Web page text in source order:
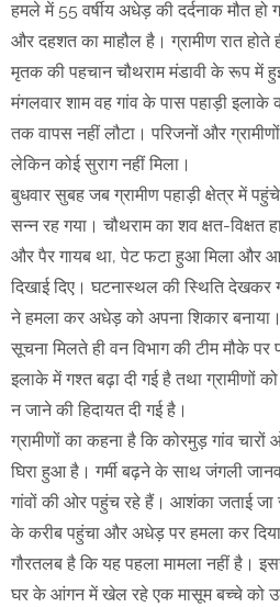
हमले में 55 वर्षीय अधेड़ की दर्दनाक मौत
और दहशत का माहौल है। ग्रामीण रात होते
मृतक की पहचान चौथराम मंडावी के रूप में
मंगलवार शाम वह गांव के पास पहाड़ी
तक वापस नहीं लौटा। परिजनों और
लेकिन कोई सुराग नहीं मिला।
बुधवार सुबह जब ग्रामीण पहाड़ी क्षेत्र में
सन्न रह गया। चौथराम का शव क्षत-
और पैर गायब था, पेट फटा हुआ मिला और
दिखाई दिए। घटनास्थल की स्थिति देखकर
ने हमला कर अधेड़ को अपना शिकार बनाया।
सूचना मिलते ही वन विभाग की टीम मौके
इलाके में गश्त बढ़ा दी गई है तथा ग्रामीणों
न जाने की हिदायत दी गई है।
ग्रामीणों का कहना है कि कोरमुड़ गांव
घिरा हुआ है। गर्मी बढ़ने के साथ जंगली
गांवों की ओर पहुंच रहे हैं। आशंका जताई जा
के करीब पहुंचा और अधेड़ पर हमला कर
गौरतलब है कि यह पहला मामला नहीं है।
घर के आंगन में खेल रहे एक मासूम बच्चे को